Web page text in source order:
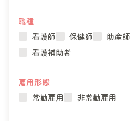
職種
看護師 保健師 助産師
看護補助者
雇用形態
常勤雇用 非常勤雇用